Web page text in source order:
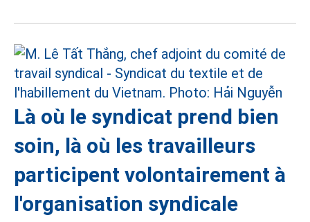
Là où le syndicat prend bien
soin, là où les travailleurs
participent volontairement à
l'organisation syndicale